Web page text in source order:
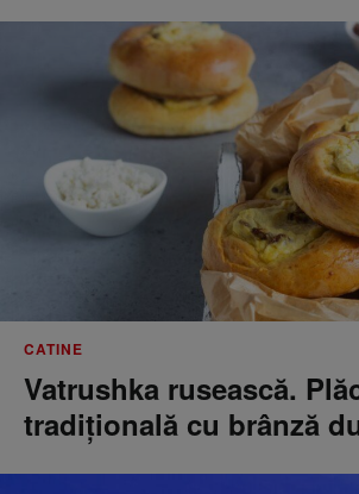
CATINE
Vatrushka rusească.
tradițională cu brânză